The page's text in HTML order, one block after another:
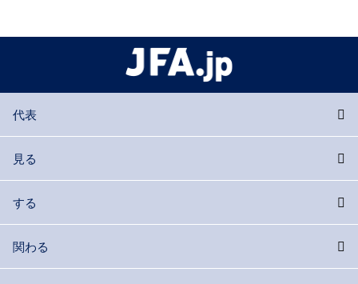
代表
見る
する
関わる